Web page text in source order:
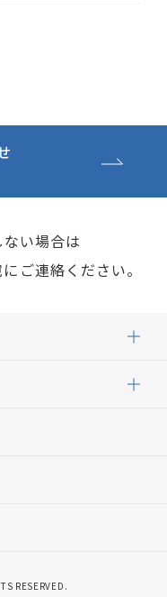
い場合は
ご連絡ください。
RESERVED.